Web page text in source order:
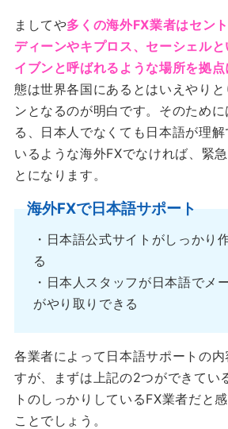
ましてや多くの海外FX業者はセン
ディーンやキプロス、セーシェル
イブンと呼ばれるような場所を拠点
態は世界各国にあるとはいえやり
ンとなるのが明白です。そのため
る、日本人でなくても日本語が理
いるような海外FXでなければ、緊
とになります。
海外FXで日本語サポート
・日本語公式サイトがしっかり
る
・日本人スタッフが日本語でメ
がやり取りできる
各業者によって日本語サポートの内
すが、まずは上記の2つができてい
トのしっかりしているFX業者だと
ことでしょう。